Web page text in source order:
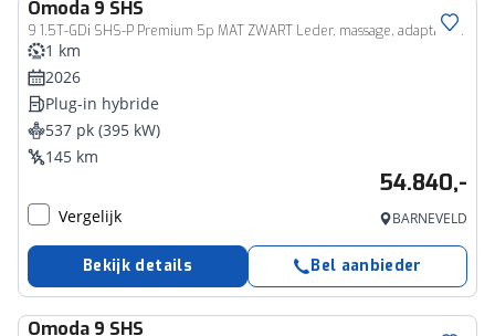
Omoda 9 SHS
9 1.5T-GDi SHS-P Premium 5p MAT ZWART Leder, massage, adaptive cruise
1 km
2026
Plug-in hybride
537 pk (395 kW)
145 km
54.840,-
Vergelijk BARNEVELD
Bekijk details Bel aanbieder
Omoda 9 SHS